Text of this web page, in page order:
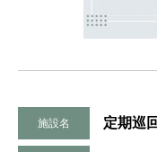
施設名 定期巡